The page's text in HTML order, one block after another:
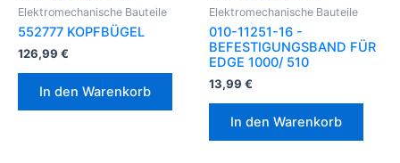
Elektromechanische Bauteile
552777 KOPFBÜGEL
126,99 €
In den Warenkorb
Elektromechanische Bauteile
010-11251-16 -
BEFESTIGUNGSBAND FÜR
EDGE 1000/ 510
13,99 €
In den Warenkorb